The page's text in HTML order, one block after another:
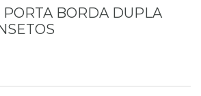
BORDA DUPLA